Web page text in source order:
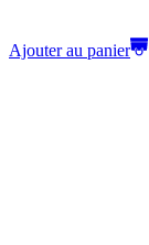
Ajouter au panier